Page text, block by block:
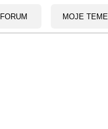
FORUM MOJE TEME